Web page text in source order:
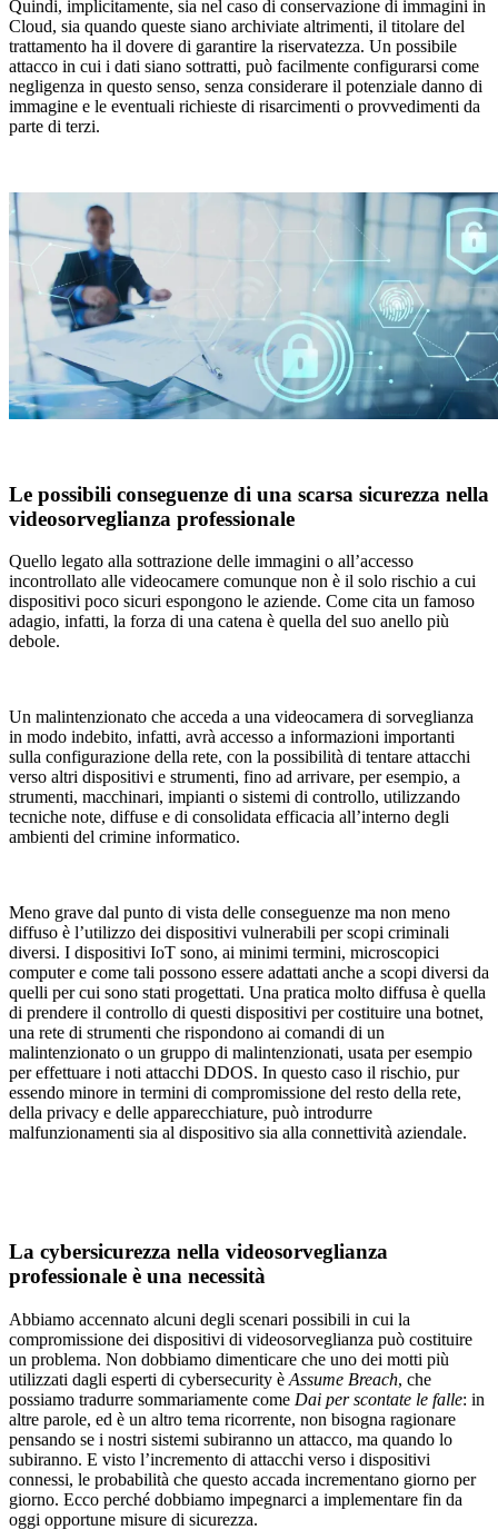
Quindi, implicitamente, sia nel caso di conservazione di immagini in
Cloud, sia quando queste siano archiviate altrimenti, il titolare del
trattamento ha il dovere di garantire la riservatezza. Un possibile
attacco in cui i dati siano sottratti, può facilmente configurarsi come
negligenza in questo senso, senza considerare il potenziale danno di
immagine e le eventuali richieste di risarcimenti o provvedimenti da
parte di terzi.
Le possibili conseguenze di una scarsa sicurezza nella
videosorveglianza professionale
Quello legato alla sottrazione delle immagini o all’accesso
incontrollato alle videocamere comunque non è il solo rischio a cui
dispositivi poco sicuri espongono le aziende. Come cita un famoso
adagio, infatti, la forza di una catena è quella del suo anello più
debole.
Un malintenzionato che acceda a una videocamera di sorveglianza
in modo indebito, infatti, avrà accesso a informazioni importanti
sulla configurazione della rete, con la possibilità di tentare attacchi
verso altri dispositivi e strumenti, fino ad arrivare, per esempio, a
strumenti, macchinari, impianti o sistemi di controllo, utilizzando
tecniche note, diffuse e di consolidata efficacia all’interno degli
ambienti del crimine informatico.
Meno grave dal punto di vista delle conseguenze ma non meno
diffuso è l’utilizzo dei dispositivi vulnerabili per scopi criminali
diversi. I dispositivi IoT sono, ai minimi termini, microscopici
computer e come tali possono essere adattati anche a scopi diversi da
quelli per cui sono stati progettati. Una pratica molto diffusa è quella
di prendere il controllo di questi dispositivi per costituire una botnet,
una rete di strumenti che rispondono ai comandi di un
malintenzionato o un gruppo di malintenzionati, usata per esempio
per effettuare i noti attacchi DDOS. In questo caso il rischio, pur
essendo minore in termini di compromissione del resto della rete,
della privacy e delle apparecchiature, può introdurre
malfunzionamenti sia al dispositivo sia alla connettività aziendale.
La cybersicurezza nella videosorveglianza
professionale è una necessità
Abbiamo accennato alcuni degli scenari possibili in cui la
compromissione dei dispositivi di videosorveglianza può costituire
un problema. Non dobbiamo dimenticare che uno dei motti più
utilizzati dagli esperti di cybersecurity è Assume Breach, che
possiamo tradurre sommariamente come Dai per scontate le falle: in
altre parole, ed è un altro tema ricorrente, non bisogna ragionare
pensando se i nostri sistemi subiranno un attacco, ma quando lo
subiranno. E visto l’incremento di attacchi verso i dispositivi
connessi, le probabilità che questo accada incrementano giorno per
giorno. Ecco perché dobbiamo impegnarci a implementare fin da
oggi opportune misure di sicurezza.